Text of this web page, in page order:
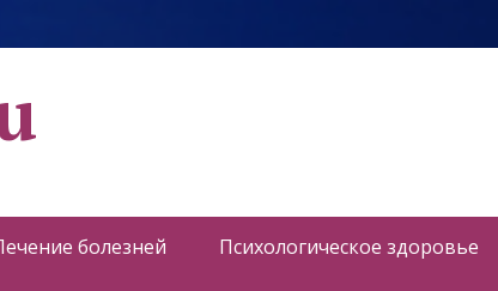
болезней Психологическое здоровье